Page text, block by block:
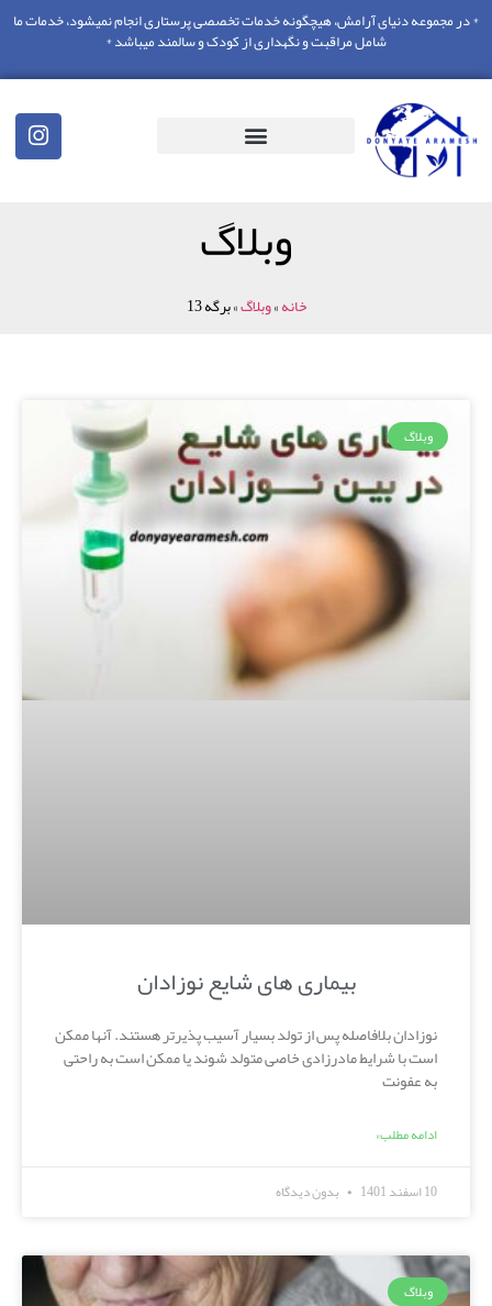
* در مجموعه دنیای آرامش، هیچگونه خدمات تخصصی پرستاری انجام نمیشود، خدمات ما
شامل مراقبت و نگهداری از کودک و سالمند میباشد *
وبلاگ
خانه»وبلاگ»برگه 13
وبلاگ
بیماری های شایع نوزادان
نوزادان بلافاصله پس از تولد بسیار آسیب پذیرتر هستند. آنها ممکن
است با شرایط مادرزادی خاصی متولد شوند یا ممکن است به راحتی
به عفونت
ادامه مطلب»
10 اسفند 1401 بدون دیدگاه
وبلاگ